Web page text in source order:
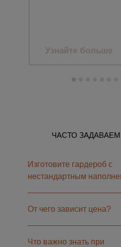
Узнайте больше
ЧАСТО
Изготовите гардероб с
нестандартным
От чего зависит цена?
Что важно знать при